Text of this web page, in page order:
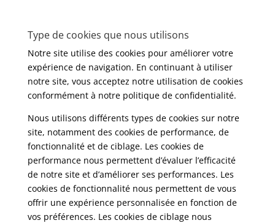
Type de cookies que nous utilisons
Notre site utilise des cookies pour améliorer votre
expérience de navigation. En continuant à utiliser
notre site, vous acceptez notre utilisation de cookies
conformément à notre politique de confidentialité.
Nous utilisons différents types de cookies sur notre
site, notamment des cookies de performance, de
fonctionnalité et de ciblage. Les cookies de
performance nous permettent d’évaluer l’efficacité
de notre site et d’améliorer ses performances. Les
cookies de fonctionnalité nous permettent de vous
offrir une expérience personnalisée en fonction de
vos préférences. Les cookies de ciblage nous